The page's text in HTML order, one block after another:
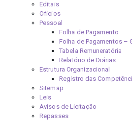
Editais
Ofícios
Pessoal
Folha de Pagamento
Folha de Pagamentos –
Tabela Remuneratória
Relatório de Diárias
Estrutura Organizacional
Registro das
Sitemap
Leis
Avisos de Licitação
Repasses